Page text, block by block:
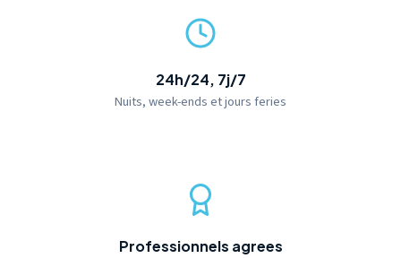
24h/24, 7j/7
Nuits, week-ends et jours feries
Professionnels agrees